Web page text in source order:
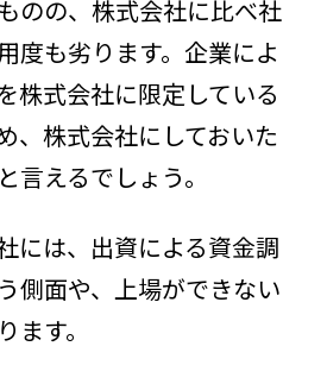
のの、株式会社に比べ社
度も劣ります。企業によ
株式会社に限定している
、株式会社にしておいた
言えるでしょう。
には、出資による資金調
側面や、上場ができない
ます。